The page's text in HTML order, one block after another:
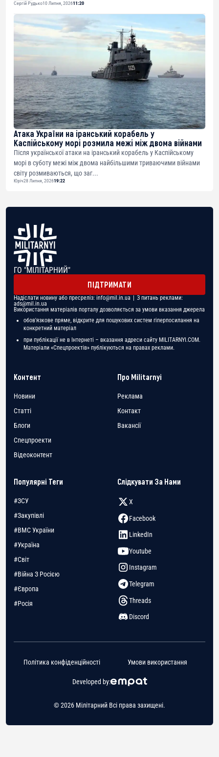
Сергій Рудько10 Липня, 202611:20
Атака України на іранський корабель у
Каспійському морі розмила межі між двома війнами
Після української атаки на іранський корабель у Каспійському
морі в суботу межі між двома найбільшими триваючими війнами
світу розмиваються, що заг...
Юріч28 Липня, 202619:22
ГО "МІЛІТАРНИЙ"
ПІДТРИМАТИ
Надіслати новину або пресреліз: info@mil.in.ua | З питань реклами:
ads@mil.in.ua
Використання матеріалів порталу дозволяється за умови вказання джерела
обов'язкове пряме, відкрите для пошукових систем гіперпосилання на
конкретний матеріал
при публікації не в Інтернеті – вказання адреси сайту MILITARNYI.COM.
Матеріали «Спецпроектів» публікуються на правах реклами.
Контент
Новини
Статті
Блоги
Спецпроекти
Відеоконтент
Про Militarnyi
Реклама
Контакт
Вакансії
Популярні Теги
#ЗСУ
#Закупівлі
#ВМС України
#Україна
#Світ
#Війна З Росією
#Європа
#Росія
Слідкувати За Нами
X
Facebook
LinkedIn
Youtube
Instagram
Telegram
Threads
Discord
© 2026 Мілітарний Всі права захищені.
Developed by:
Політика конфіденційності Умови використання